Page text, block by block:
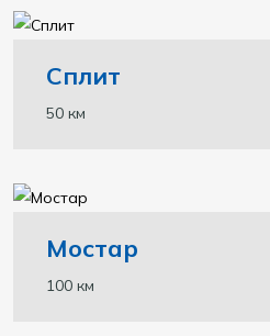
Сплит
50 км
Мостар
100 км